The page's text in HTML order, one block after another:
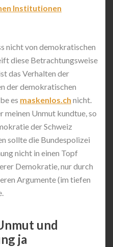
Institutionen
nicht von demokratischen
diese Betrachtungsweise
das Verhalten der
der demokratischen
es maskenlos.ch nicht.
meinen Unmut kundtue, so
der Schweiz
sollte die Bundespolizei
nicht in einen Topf
Demokratie, nur durch
Argumente (im tiefen
und
ja